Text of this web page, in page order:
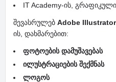
IT Academy-ის,
შევასრულებ Adobe Illustrator
ის, დახმარებით:
ფოტოების დამუშავებას
ილუსტრაციების შექმნას
ლოგოს